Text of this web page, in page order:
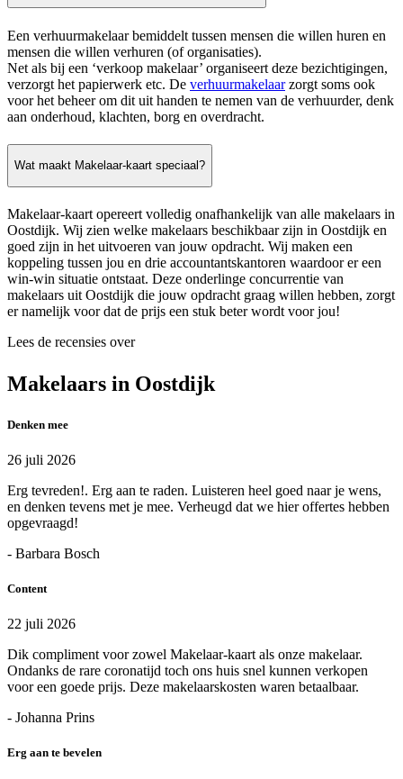
Een verhuurmakelaar bemiddelt tussen mensen die willen huren en
mensen die willen verhuren (of organisaties).
Net als bij een ‘verkoop makelaar’ organiseert deze bezichtigingen,
verzorgt het papierwerk etc. De verhuurmakelaarzorgt soms ook
voor het beheer om dit uit handen te nemen van de verhuurder, denk
aan onderhoud, klachten, borg en overdracht.
Wat maakt Makelaar-kaart speciaal?
Makelaar-kaart opereert volledig onafhankelijk van alle makelaars in
Oostdijk. Wij zien welke makelaars beschikbaar zijn in Oostdijk en
goed zijn in het uitvoeren van jouw opdracht. Wij maken een
koppeling tussen jou en drie accountantskantoren waardoor er een
win-win situatie ontstaat. Deze onderlinge concurrentie van
makelaars uit Oostdijk die jouw opdracht graag willen hebben, zorgt
er namelijk voor dat de prijs een stuk beter wordt voor jou!
Lees de recensies over
Makelaars in Oostdijk
Denken mee
26 juli 2026
Erg tevreden!. Erg aan te raden. Luisteren heel goed naar je wens,
en denken tevens met je mee. Verheugd dat we hier offertes hebben
opgevraagd!
- Barbara Bosch
Content
22 juli 2026
Dik compliment voor zowel Makelaar-kaart als onze makelaar.
Ondanks de rare coronatijd toch ons huis snel kunnen verkopen
voor een goede prijs. Deze makelaarskosten waren betaalbaar.
- Johanna Prins
Erg aan te bevelen